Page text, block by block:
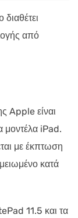
από
Apple είναι
μοντέλα iPad.
με έκπτωση
κατά
11.5 και τα